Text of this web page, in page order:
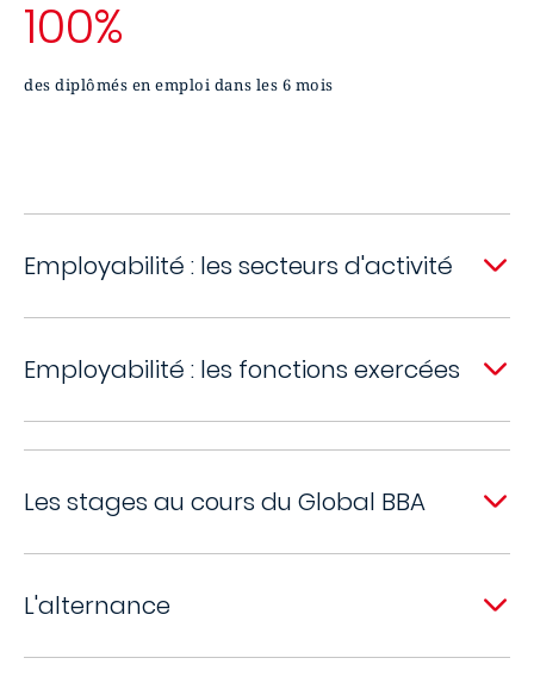
100%
des diplômés en emploi dans les 6 mois
Employabilité : les secteurs d'activité
Employabilité : les fonctions exercées
Les stages au cours du Global BBA
L'alternance